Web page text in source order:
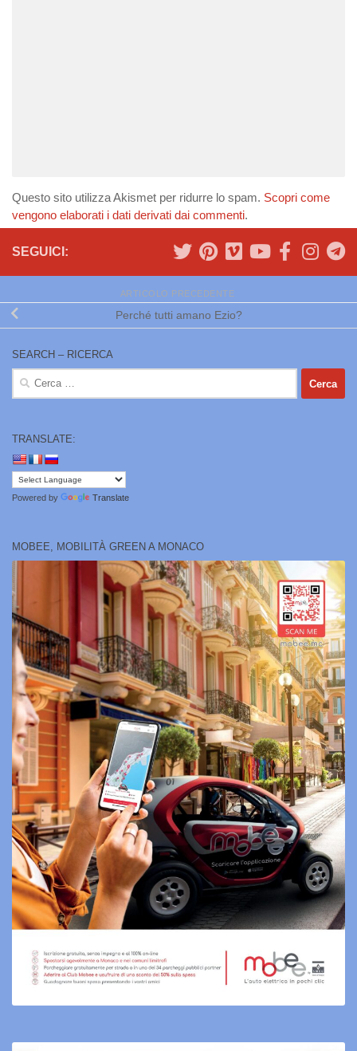
Questo sito utilizza Akismet per ridurre lo spam. Scopri come
vengono elaborati i dati derivati dai commenti.
SEGUICI:
ARTICOLO PRECEDENTE
Perché tutti amano Ezio?
SEARCH – RICERCA
Ricerca
per:
TRANSLATE:
Powered by Translate
MOBEE, MOBILITÀ GREEN A MONACO